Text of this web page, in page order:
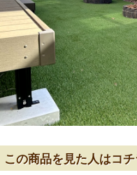
この商品を見た人はコ